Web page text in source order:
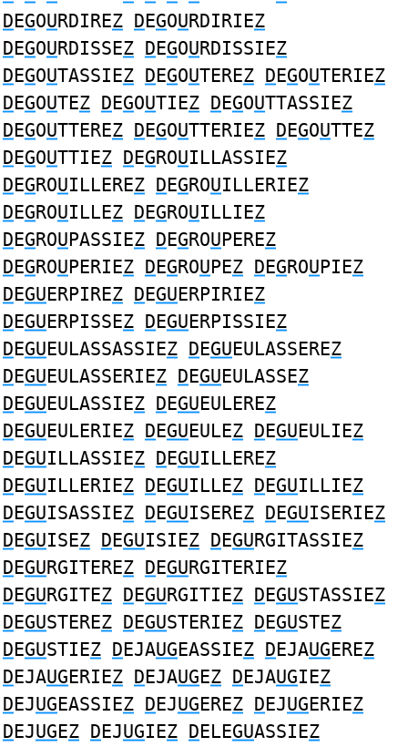
DEGOURDIREZ DEGOURDIRIEZ
DEGOURDISSEZ DEGOURDISSIEZ
DEGOUTASSIEZ DEGOUTEREZ DEGOUTERIEZ
DEGOUTEZ DEGOUTIEZ DEGOUTTASSIEZ
DEGOUTTEREZ DEGOUTTERIEZ DEGOUTTEZ
DEGOUTTIEZ DEGROUILLASSIEZ
DEGROUILLEREZ DEGROUILLERIEZ
DEGROUILLEZ DEGROUILLIEZ
DEGROUPASSIEZ DEGROUPEREZ
DEGROUPERIEZ DEGROUPEZ DEGROUPIEZ
DEGUERPIREZ DEGUERPIRIEZ
DEGUERPISSEZ DEGUERPISSIEZ
DEGUEULASSASSIEZ DEGUEULASSEREZ
DEGUEULASSERIEZ DEGUEULASSEZ
DEGUEULASSIEZ DEGUEULEREZ
DEGUEULERIEZ DEGUEULEZ DEGUEULIEZ
DEGUILLASSIEZ DEGUILLEREZ
DEGUILLERIEZ DEGUILLEZ DEGUILLIEZ
DEGUISASSIEZ DEGUISEREZ DEGUISERIEZ
DEGUISEZ DEGUISIEZ DEGURGITASSIEZ
DEGURGITEREZ DEGURGITERIEZ
DEGURGITEZ DEGURGITIEZ DEGUSTASSIEZ
DEGUSTEREZ DEGUSTERIEZ DEGUSTEZ
DEGUSTIEZ DEJAUGEASSIEZ DEJAUGEREZ
DEJAUGERIEZ DEJAUGEZ DEJAUGIEZ
DEJUGEASSIEZ DEJUGEREZ DEJUGERIEZ
DEJUGEZ DEJUGIEZ DELEGUASSIEZ